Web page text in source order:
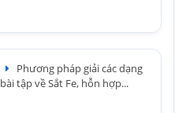
Phương pháp giải các dạng
bài tập về Sắt Fe, hỗn hợp...